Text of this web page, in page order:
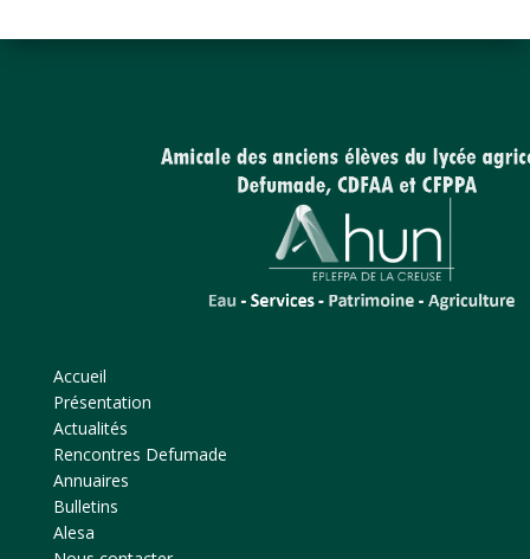
Accueil
Présentation
Actualités
Rencontres Defumade
Annuaires
Bulletins
Alesa